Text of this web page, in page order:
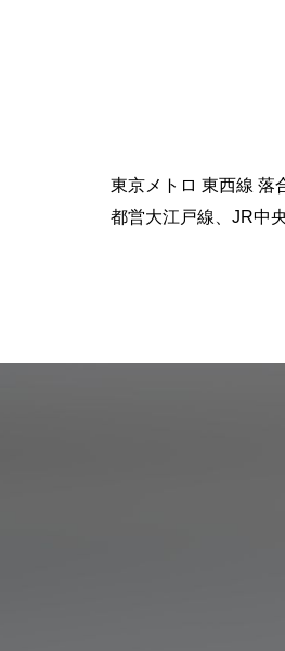
東京メトロ 東西線 落
都営大江戸線、JR中